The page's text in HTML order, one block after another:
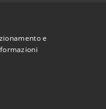
di Melzo - Città
e